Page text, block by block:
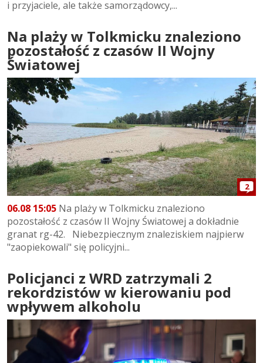
i przyjaciele, ale także samorządowcy,...
Na plaży w Tolkmicku znaleziono
pozostałość z czasów II Wojny
Światowej
2
06.08 15:05 Na plaży w Tolkmicku znaleziono
pozostałość z czasów II Wojny Światowej a dokładnie
granat rg-42. Niebezpiecznym znaleziskiem najpierw
"zaopiekowali" się policyjni...
Policjanci z WRD zatrzymali 2
rekordzistów w kierowaniu pod
wpływem alkoholu